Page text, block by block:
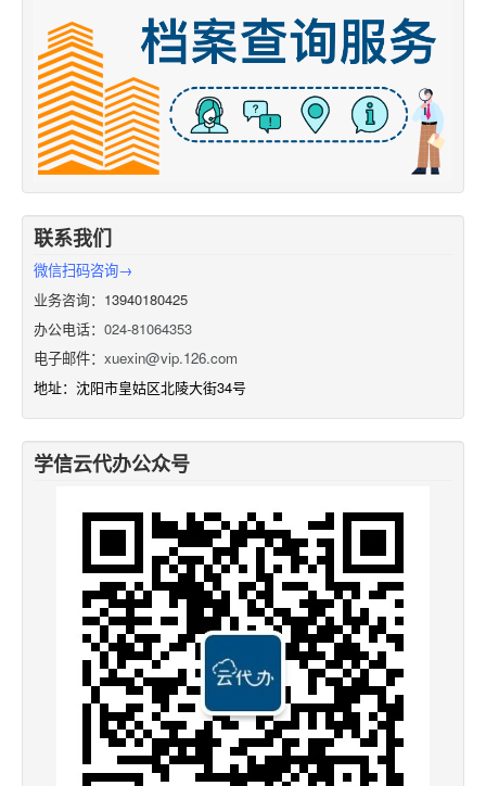
联系我们
微信扫码咨询→
业务咨询：13940180425
办公电话： 024-81064353
电子邮件： xuexin@vip.126.com
地址：沈阳市皇姑区北陵大街34号
学信云代办公众号